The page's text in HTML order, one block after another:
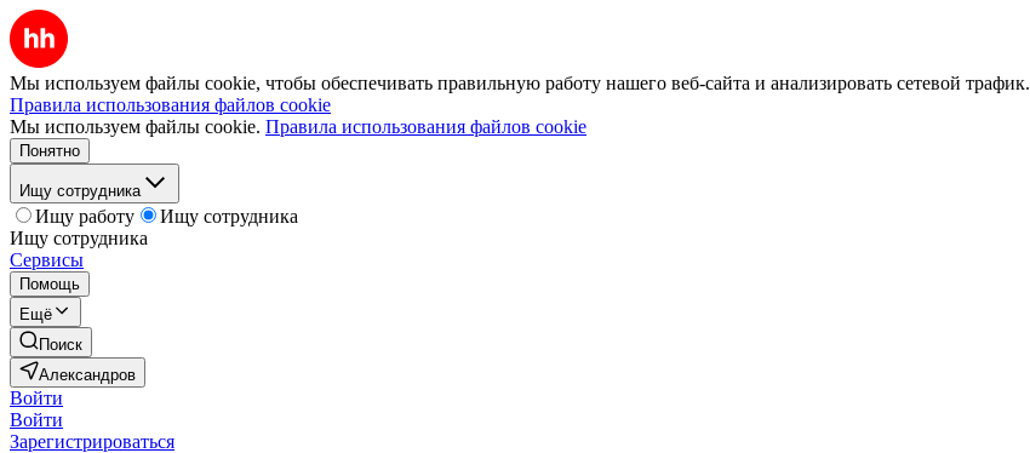
Мы используем файлы cookie, чтобы обеспечивать правильную работу нашего веб-сайта и анализировать сетевой трафик.
Правила использования файлов cookie
Мы используем файлы cookie. Правила использования файлов cookie
Понятно
Ищу сотрудника
Ищу работу
Ищу сотрудника
Ищу сотрудника
Сервисы
Помощь
Ещё
Поиск
Александров
Войти
Войти
Зарегистрироваться